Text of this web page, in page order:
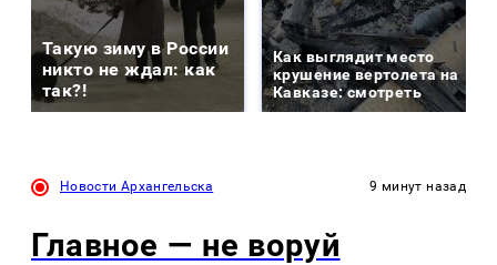
Такую зиму в России
никто не ждал: как
так?!
Как выглядит место
крушение вертолета на
Кавказе: смотреть
Новости Архангельска 9 минут назад
Главное — не воруй